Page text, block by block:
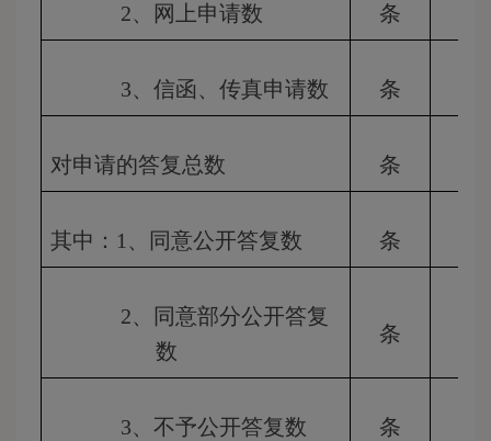
2、网上申请数 条
3、信函、传真申请数 条
对申请的答复总数 条
其中：1、同意公开答复数 条
2、同意部分公开答复
数
条
3、不予公开答复数 条